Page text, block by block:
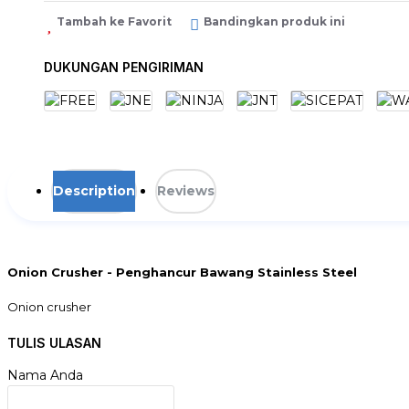
Tambah ke Favorit Bandingkan produk ini
DUKUNGAN PENGIRIMAN
Description Reviews
Onion Crusher - Penghancur Bawang Stainless Steel
Onion crusher
Terbuat dari bahan stainless steel, sangat aman untuk digunakan.
TULIS ULASAN
Nama Anda